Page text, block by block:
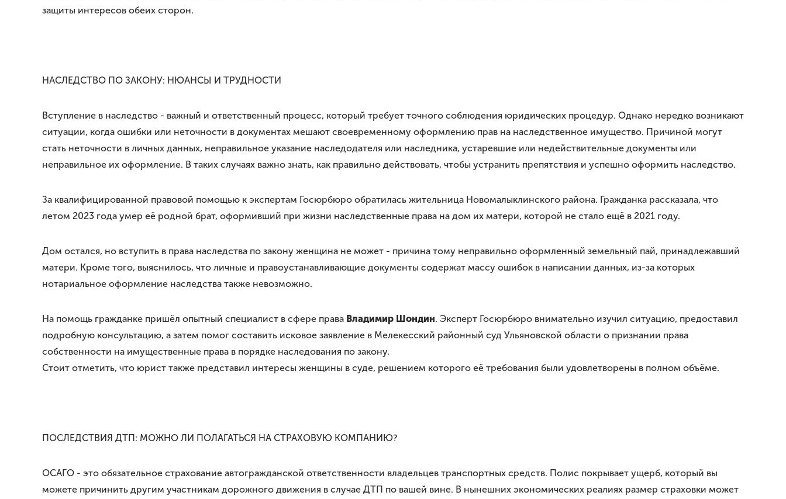
защиты интересов обеих сторон.
НАСЛЕДСТВО ПО ЗАКОНУ: НЮАНСЫ И ТРУДНОСТИ
Вступление в наследство - важный и ответственный процесс, который требует точного соблюдения юридических процедур. Однако нередко возникают
ситуации, когда ошибки или неточности в документах мешают своевременному оформлению прав на наследственное имущество. Причиной могут
стать неточности в личных данных, неправильное указание наследодателя или наследника, устаревшие или недействительные документы или
неправильное их оформление. В таких случаях важно знать, как правильно действовать, чтобы устранить препятствия и успешно оформить наследство.
За квалифицированной правовой помощью к экспертам Госюрбюро обратилась жительница Новомалыклинского района. Гражданка рассказала, что
летом 2023 года умер её родной брат, оформивший при жизни наследственные права на дом их матери, которой не стало ещё в 2021 году.
Дом остался, но вступить в права наследства по закону женщина не может - причина тому неправильно оформленный земельный пай, принадлежавший
матери. Кроме того, выяснилось, что личные и правоустанавливающие документы содержат массу ошибок в написании данных, из-за которых
нотариальное оформление наследства также невозможно.
На помощь гражданке пришёл опытный специалист в сфере права Владимир Шондин. Эксперт Госюрбюро внимательно изучил ситуацию, предоставил
подробную консультацию, а затем помог составить исковое заявление в Мелекесский районный суд Ульяновской области о признании права
собственности на имущественные права в порядке наследования по закону.
Стоит отметить, что юрист также представил интересы женщины в суде, решением которого её требования были удовлетворены в полном объёме.
ПОСЛЕДСТВИЯ ДТП: МОЖНО ЛИ ПОЛАГАТЬСЯ НА СТРАХОВУЮ КОМПАНИЮ?
ОСАГО - это обязательное страхование автогражданской ответственности владельцев транспортных средств. Полис покрывает ущерб, который вы
можете причинить другим участникам дорожного движения в случае ДТП по вашей вине. В нынешних экономических реалиях размер страховки может